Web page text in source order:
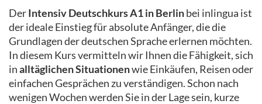
DerIntensiv Deutschkurs A1 in Berlinbei inlingua ist
der ideale Einstieg für absolute Anfänger, die die
Grundlagen der deutschen Sprache erlernen möchten.
In diesem Kurs vermitteln wir Ihnen die Fähigkeit, sich
inalltäglichen Situationenwie Einkäufen, Reisen oder
einfachen Gesprächen zu verständigen. Schon nach
wenigen Wochen werden Sie in der Lage sein, kurze